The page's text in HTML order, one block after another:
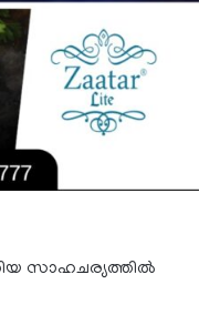
സാഹചര്യത്തിൽ